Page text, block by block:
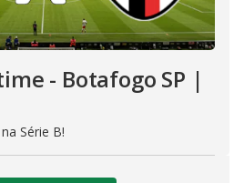
- Botafogo SP |
Série B!